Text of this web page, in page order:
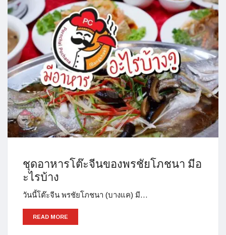
ชุดอาหารโต๊ะจีนของพรชัยโภชนา มีอ
ะไรบ้าง
วันนี้โต๊ะจีน พรชัยโภชนา (บางแค) มี…
READ MORE